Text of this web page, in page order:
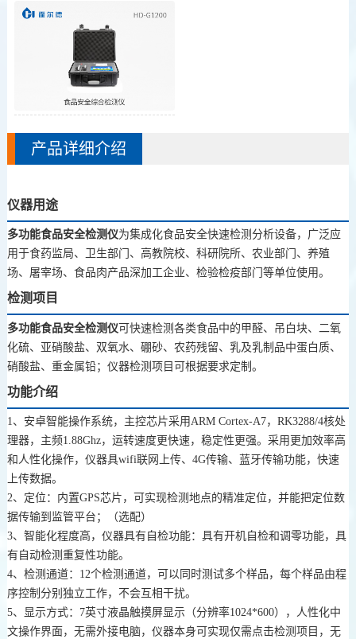
食品安全综合检测仪
产品详细介绍
仪器用途
多功能食品安全检测仪为集成化食品安全快速检测分析设备，广泛应
用于食药监局、卫生部门、高教院校、科研院所、农业部门、养殖
场、屠宰场、食品肉产品深加工企业、检验检疫部门等单位使用。
检测项目
多功能食品安全检测仪可快速检测各类食品中的甲醛、吊白块、二氧
化硫、亚硝酸盐、双氧水、硼砂、 农药残留、乳及乳制品中蛋白质、
硝酸盐、重金属铅；仪器检测项目可根据要求定制。
功能介绍
1、安卓智能操作系统，主控芯片采用ARM Cortex-A7，RK3288/4核处
理器，主频1.88Ghz，运转速度更快速，稳定性更强。采用更加效率高
和人性化操作，仪器具wifi联网上传、4G传输、蓝牙传输功能，快速
上传数据。
2、定位：内置GPS芯片，可实现检测地点的精准定位，并能把定位数
据传输到监管平台；（选配）
3、智能化程度高，仪器具有自检功能：具有开机自检和调零功能，具
有自动检测重复性功能。
4、检测通道：12个检测通道，可以同时测试多个样品，每个样品由程
序控制分别独立工作，不会互相干扰。
5、显示方式：7英寸液晶触摸屏显示（分辨率1024*600），人性化中
文操作界面，无需外接电脑，仪器本身可实现仅需点击检测项目，无